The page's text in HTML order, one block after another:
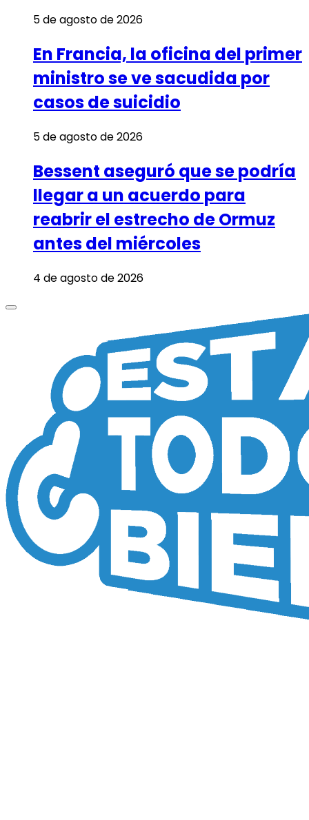
5 de agosto de 2026
En Francia, la oficina del primer
ministro se ve sacudida por
casos de suicidio
5 de agosto de 2026
Bessent aseguró que se podría
llegar a un acuerdo para
reabrir el estrecho de Ormuz
antes del miércoles
4 de agosto de 2026